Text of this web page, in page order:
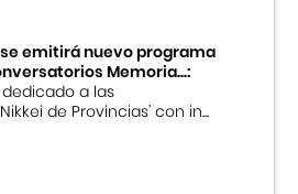
Japonés
emitirá nuevo programa
Memoria...:
a las
de Provincias’ con in...